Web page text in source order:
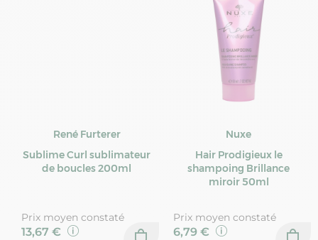
René Furterer
Sublime Curl sublimateur
de boucles 200ml
Prix moyen constaté
13,67 €
Nuxe
Hair Prodigieux le
shampoing Brillance
miroir 50ml
Prix moyen constaté
6,79 €